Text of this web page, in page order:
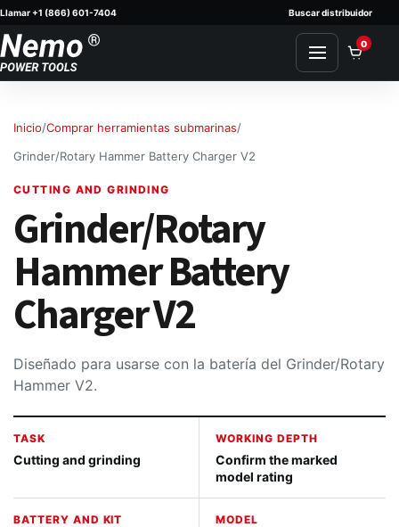
Skip to content
Llamar +1 (866) 601-7404 Buscar distribuidor
0
Inicio/Comprar herramientas submarinas/
Grinder/Rotary Hammer Battery Charger V2
CUTTING AND GRINDING
Grinder/Rotary
Hammer Battery
Charger V2
Diseñado para usarse con la batería del Grinder/Rotary
Hammer V2.
TASK
Cutting and grinding
WORKING DEPTH
Confirm the marked
model rating
BATTERY AND KIT MODEL